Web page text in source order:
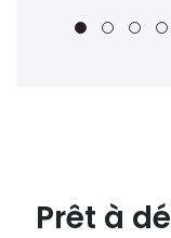
Prêt à